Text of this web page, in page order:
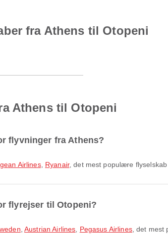
fra Athens til Otopeni
Athens til Otopeni
flyvninger fra Athens?
Airlines, Ryanair, det mest populære flyselskab
flyrejser til Otopeni?
Austrian Airlines Pegasus Airlines, det mest